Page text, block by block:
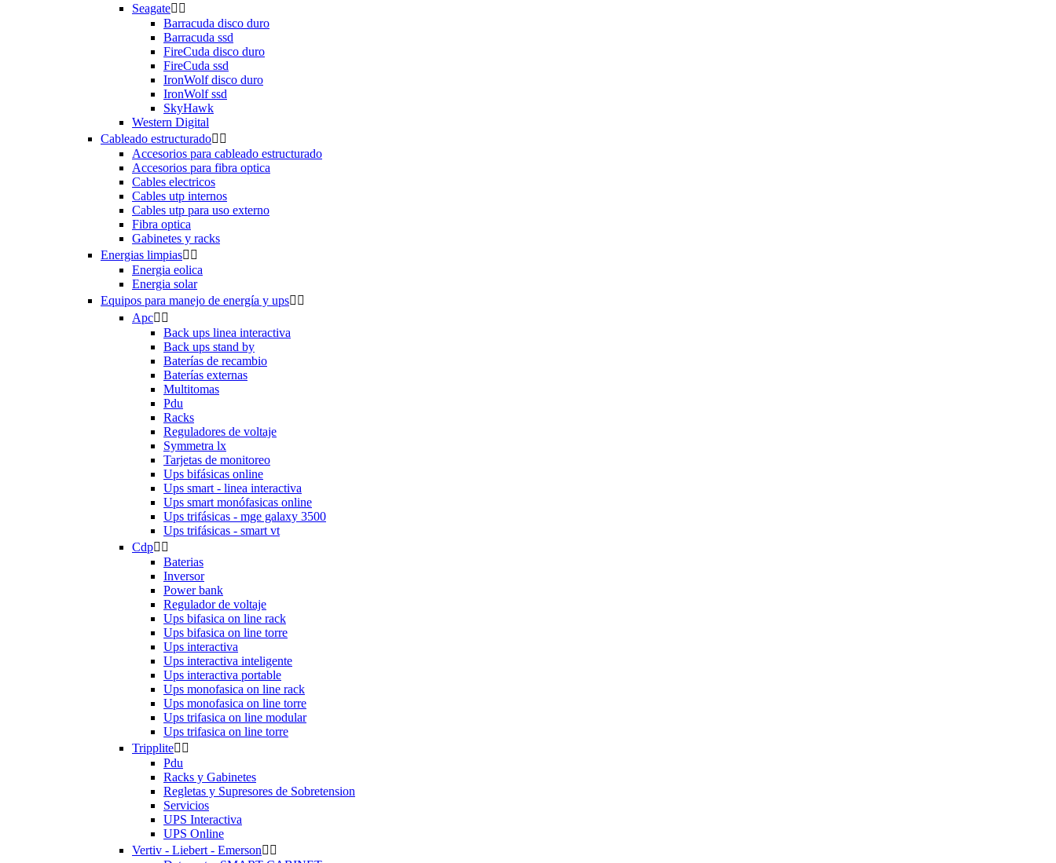
Seagate 
Barracuda disco duro
Barracuda ssd
FireCuda disco duro
FireCuda ssd
IronWolf disco duro
IronWolf ssd
SkyHawk
Western Digital
Cableado estructurado 
Accesorios para cableado estructurado
Accesorios para fibra optica
Cables electricos
Cables utp internos
Cables utp para uso externo
Fibra optica
Gabinetes y racks
Energias limpias 
Energia eolica
Energia solar
Equipos para manejo de energía y ups 
Apc 
Back ups linea interactiva
Back ups stand by
Baterías de recambio
Baterías externas
Multitomas
Pdu
Racks
Reguladores de voltaje
Symmetra lx
Tarjetas de monitoreo
Ups bifásicas online
Ups smart - linea interactiva
Ups smart monófasicas online
Ups trifásicas - mge galaxy 3500
Ups trifásicas - smart vt
Cdp 
Baterias
Inversor
Power bank
Regulador de voltaje
Ups bifasica on line rack
Ups bifasica on line torre
Ups interactiva
Ups interactiva inteligente
Ups interactiva portable
Ups monofasica on line rack
Ups monofasica on line torre
Ups trifasica on line modular
Ups trifasica on line torre
Tripplite 
Pdu
Racks y Gabinetes
Regletas y Supresores de Sobretension
Servicios
UPS Interactiva
UPS Online
Vertiv - Liebert - Emerson 